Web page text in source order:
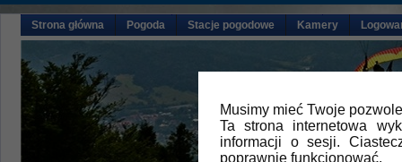
Musimy mieć Twoje
Ta strona internetowa
informacji o sesji.
poprawnie funkcjonować.
Strona główna Pogoda Stacje pogodowe Kamery